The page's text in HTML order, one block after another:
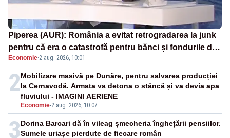
Piperea (AUR): România a evitat retrogradarea la junk
pentru că era o catastrofă pentru bănci și fondurile de
pensii
Economie·2 aug. 2026, 10:01
2
Economie-2 aug. 2026, 10:07
Mobilizare masivă pe Dunăre, pentru salvarea producției
la Cernavodă. Armata va detona o stâncă și va devia apa
fluviului - IMAGINI AERIENE
3Dorina Barcari dă în vileag șmecheria înghețării pensiilor.
Sumele uriașe pierdute de fiecare român